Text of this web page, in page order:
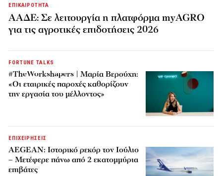
ΕΠΙΚΑΙΡΟΤΗΤΑ
ΑΑΔΕ: Σε λειτουργία η πλατφόρμα myAGRO
για τις αγροτικές επιδοτήσεις 2026
FORTUNE TALKS
#TheWorkshapers | Μαρία Βερούχη:
«Οι εταιρικές παροχές καθορίζουν
την εργασία του μέλλοντος»
ΕΠΙΧΕΙΡΗΣΕΙΣ
AEGEAN: Ιστορικό ρεκόρ τον Ιούλιο
– Μετέφερε πάνω από 2 εκατομμύρια
επιβάτες